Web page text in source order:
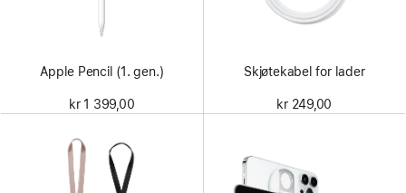
Apple Pencil (1. gen.)
kr 1 399,00
Skjøtekabel for lader
kr 249,00